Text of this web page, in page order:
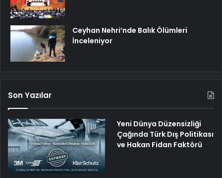
Ceyhan Nehri’nde Balık Ölümleri
İnceleniyor
Son Yazılar
Yeni Dünya Düzensizliği
Çağında Türk Dış Politikası
ve Hakan Fidan Faktörü